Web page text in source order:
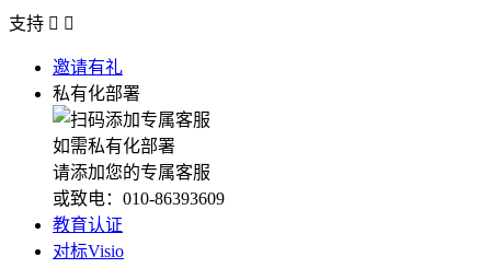
支持  
邀请有礼
私有化部署
如需私有化部署
请添加您的专属客服
或致电：010-86393609
教育认证
对标Visio